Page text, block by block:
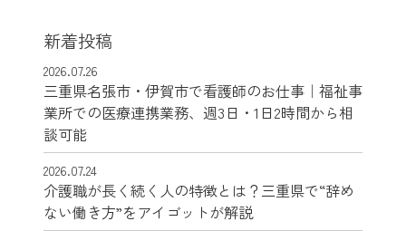
新着投稿
2026.07.26
三重県名張市・伊賀市で看護師のお仕事｜福祉事
業所での医療連携業務、週3日・1日2時間から相
談可能
2026.07.24
介護職が長く続く人の特徴とは？三重県で“辞め
ない働き方”をアイゴットが解説